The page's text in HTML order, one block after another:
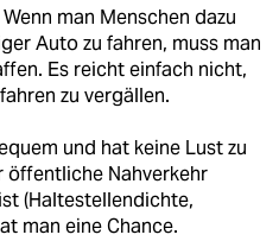
man Menschen dazu
Auto zu fahren, muss man
Es reicht einfach nicht,
zu vergällen.
und hat keine Lust zu
öffentliche Nahverkehr
(Haltestellendichte,
man eine Chance.